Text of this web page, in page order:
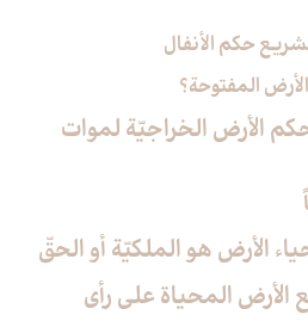
حكم الأنفال
المفتوحة؟
الأرض الخراجيّة لموات
الأرض المحياة على رأي